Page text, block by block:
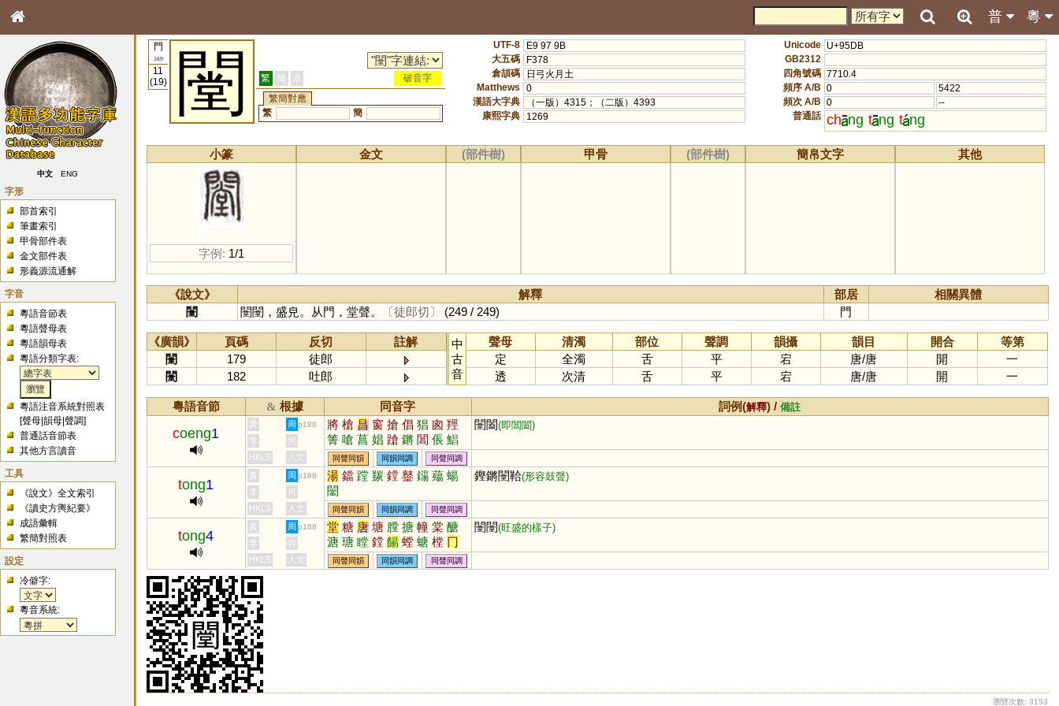
粵
普
中文 ENG
字形
部首索引
筆畫索引
甲骨部件表
金文部件表
形義源流通解
字音
粵語音節表
粵語聲母表
粵語韻母表
粵語分類字表:
粵語注音系統對照表
[聲母 |韻母 |聲調]
普通話音節表
其他方言讀音
工具
《說文》全文索引
《讀史方輿紀要》
成語彙輯
繁簡對照表
設定
冷僻字:
粵音系統:
門
169
11
(19)
闛 繁 簡 港
破音字
繁簡對應
繁
簡
UTF-8
E9 97 9B
大五碼
F378
倉頡碼
日弓火月土
Matthews
0
漢語大字典
（一版）4315；（二版）4393
康熙字典
1269
Unicode U+95DB
GB2312
四角號碼 7710.4
頻序 A/B 0
5422
頻次 A/B 0
--
普通話 ch ng t ng t ng
小篆
字例: 1/1
金文 (部件樹) 甲骨 (部件樹) 簡帛文字 其他
《說文》 解釋 部居
相關異體
闛
闛闛，盛皃。从門，堂聲。 〔徒郎切〕 (249 / 249) 門
《廣韻》 頁碼 反切
註解
闛
179
徒郎
闛
182 吐郎
中
古
音
聲母 清濁 部位 聲調 韻攝 韻目 開合
等第
定
全濁 舌 平 宕 唐/唐 開
一
透
次清 舌 平 宕 唐/唐 開 一
粵語音節 & 根據 同音字 詞例(解釋) /備註
coeng1
黃 周 p188 將 槍 昌 窗 搶 倡 猖 囪 羥
箐 嗆 菖 娼 蹌 鏘 閶 倀 鯧
錆 蹡 牄 裮 琩 嶈 淐 摐 鶬
戧 鼚 謒 錩 瑲 斨 鎗
闛闔(即閶闔)
李
何
HKLS
人文 同聲同韻 同韻同調 同聲同調
tong1
黃 周 p188 湯 鐺 蹚 羰 鏜 鼞 鐋 薚 蝪
闣
鏗鏘闛鞈(形容鼓聲)
李
何
HKLS
人文 同聲同韻 同韻同調 同聲同調
tong4
黃 周 p188 堂 糖 唐 塘 膛 搪 幢 棠 醣
溏 瑭 瞠 鏜 餳 螳 螗 樘 冂
鶶 鎕 磄 踼 蓎 橖 榶 嵣 漟
赯 逿 煻
闛闛(旺盛的樣子)
李
何
HKLS
人文 同聲同韻 同韻同調 同聲同調
瀏覽次數: 3153